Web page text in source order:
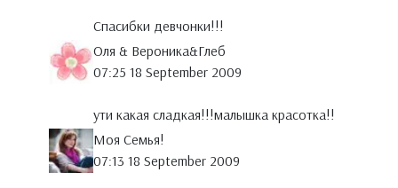
Спасибки девчонки!!!
Оля & Вероника&Глеб
07:25 18 September 2009
ути какая сладкая!!!малышка красотка!!
Моя Семья!
07:13 18 September 2009